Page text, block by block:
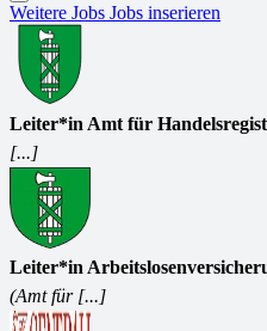
Weitere Jobs Jobs inserieren
Leiter*in Amt für
[...]
Leiter*in
(Amt für [...]